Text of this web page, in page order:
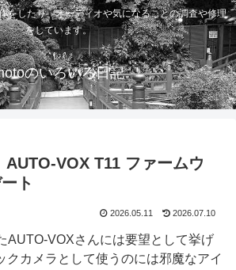
をしたり、オーディオや気になることの調査や修理
をしています。
のいろいろ日記
AUTO-VOX T11 ファームウ
ト
2026.05.11 2026.07.10
AUTO-VOXさんには要望として挙げ
クカメラとして使うのには邪魔なアイ